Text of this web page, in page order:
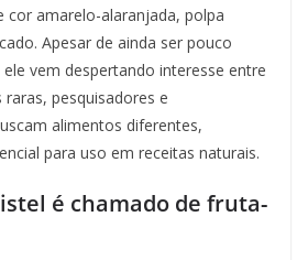
cor amarelo-alaranjada, polpa
Apesar de ainda ser pouco
vem despertando interesse entre
pesquisadores e
alimentos diferentes,
para uso em receitas naturais.
é chamado de fruta-